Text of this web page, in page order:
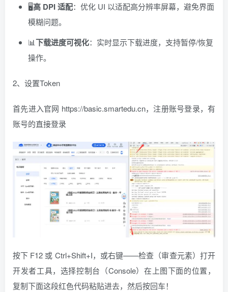
🖥️高 DPI 适配：优化 UI 以适配高分辨率屏幕，避免界面
模糊问题。
📊下载进度可视化：实时显示下载进度，支持暂停/恢复
操作。
2、设置Token
首先进入官网 https://basic.smartedu.cn，注册账号登录，有
账号的直接登录
按下 F12 或 Ctrl+Shift+I，或右键——检查（审查元素）打开
开发者工具，选择控制台（Console）在上图下面的位置，
复制下面这段红色代码粘贴进去，然后按回车！